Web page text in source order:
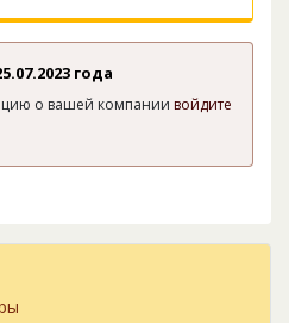
года
о вашей компании войдите